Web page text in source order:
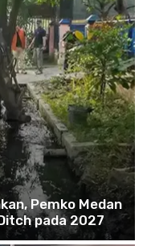
Pemko Medan
pada 2027